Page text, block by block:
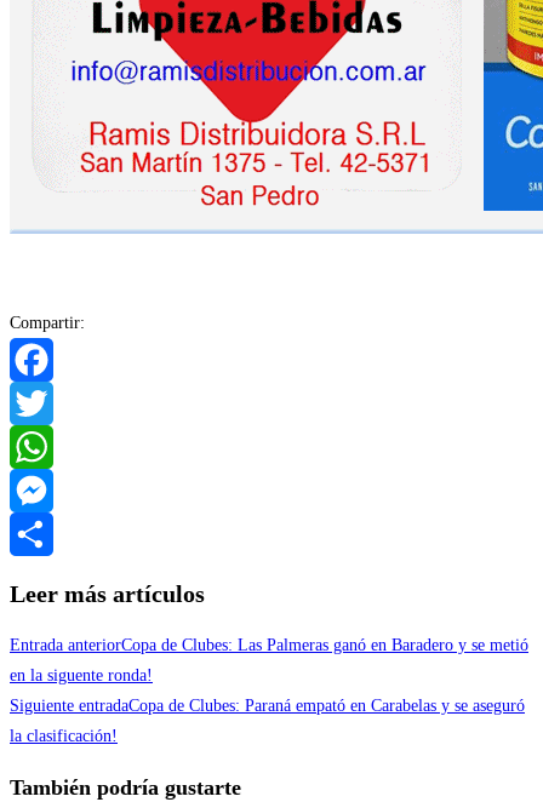
Compartir:
Facebook
Twitter
WhatsApp
Messenger
Leer más artículos
Entrada anteriorCopa de Clubes: Las Palmeras ganó en Baradero y se metió
en la siguente ronda!
Siguiente entradaCopa de Clubes: Paraná empató en Carabelas y se aseguró
la clasificación!
También podría gustarte